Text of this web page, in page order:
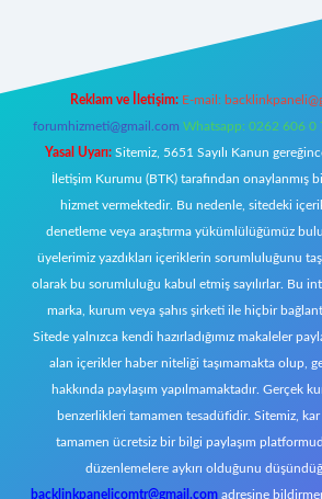
Reklam ve İletişim: E-mail:
forumhizmeti@gmail.com Whatsapp: 0262 606 0
Yasal Uyarı: Sitemiz, 5651 Sayılı Kanun
İletişim Kurumu (BTK) tarafından onaylanmış
hizmet vermektedir. Bu nedenle, sitedeki
denetleme veya araştırma yükümlülüğümüz
üyelerimiz yazdıkları içeriklerin sorumluluğunu
olarak bu sorumluluğu kabul etmiş sayılırlar. Bu
marka, kurum veya şahıs şirketi ile hiçbir
Sitede yalnızca kendi hazırladığımız makaleler
alan içerikler haber niteliği taşımamakta olup,
hakkında paylaşım yapılmamaktadır. Gerçek
benzerlikleri tamamen tesadüfidir. Sitemiz, kar
tamamen ücretsiz bir bilgi paylaşım
düzenlemelere aykırı olduğunu
backlinkpanelicomtr@gmail.com adresine